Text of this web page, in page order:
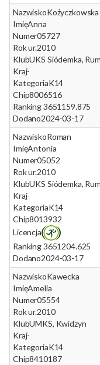
NazwiskoKożyczkowska
ImięAnna
Numer05727
Rok ur.2010
KlubUKS Siódemka,
Kraj-
KategoriaK14
Chip8006516
Ranking 3651159.875
Dodano2024-03-17
NazwiskoRoman
ImięAntonia
Numer05052
Rok ur.2010
KlubUKS Siódemka,
Kraj-
KategoriaK14
Chip8013932
Licencja
Ranking 3651204.625
Dodano2024-03-17
NazwiskoKawecka
ImięAmelia
Numer05554
Rok ur.2010
KlubUMKS, Kwidzyn
Kraj-
KategoriaK14
Chip8410187